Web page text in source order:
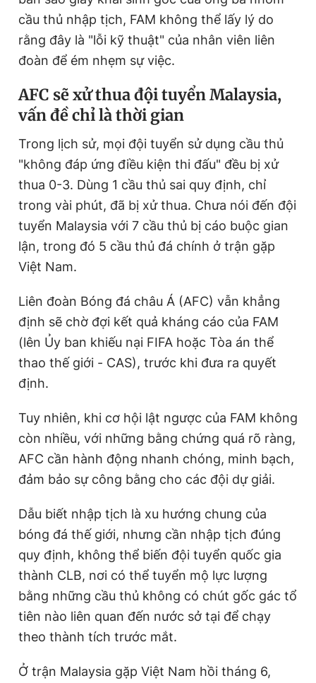
cầu thủ nhập tịch, FAM không thể lấy lý do
rằng đây là "lỗi kỹ thuật" của nhân viên liên
đoàn để ém nhẹm sự việc.
AFC sẽ xử thua đội tuyển Malaysia,
vấn đề chỉ là thời gian
Trong lịch sử, mọi đội tuyển sử dụng cầu thủ
"không đáp ứng điều kiện thi đấu" đều bị xử
thua 0-3. Dùng 1 cầu thủ sai quy định, chỉ
trong vài phút, đã bị xử thua. Chưa nói đến đội
tuyển Malaysia với 7 cầu thủ bị cáo buộc gian
lận, trong đó 5 cầu thủ đá chính ở trận gặp
Việt Nam.
Liên đoàn Bóng đá châu Á (AFC) vẫn khẳng
định sẽ chờ đợi kết quả kháng cáo của FAM
(lên Ủy ban khiếu nại FIFA hoặc Tòa án thể
thao thế giới - CAS), trước khi đưa ra quyết
định.
Tuy nhiên, khi cơ hội lật ngược của FAM không
còn nhiều, với những bằng chứng quá rõ ràng,
AFC cần hành động nhanh chóng, minh bạch,
đảm bảo sự công bằng cho các đội dự giải.
Dẫu biết nhập tịch là xu hướng chung của
bóng đá thế giới, nhưng cần nhập tịch đúng
quy định, không thể biến đội tuyển quốc gia
thành CLB, nơi có thể tuyển mộ lực lượng
bằng những cầu thủ không có chút gốc gác tổ
tiên nào liên quan đến nước sở tại để chạy
theo thành tích trước mắt.
Ở trận Malaysia gặp Việt Nam hồi tháng 6,